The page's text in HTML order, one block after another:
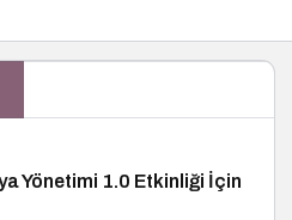
Yönetimi 1.0 Etkinliği İçin